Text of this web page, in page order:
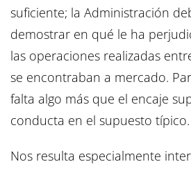
suficiente; la Administración
demostrar en qué le ha
las operaciones realizadas
se encontraban a mercado.
falta algo más que el encaje
conducta en el supuesto típico.
Nos resulta especialmente